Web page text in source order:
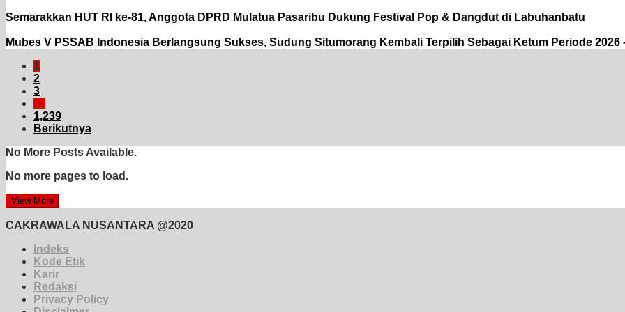
Semarakkan HUT RI ke-81, Anggota DPRD Mulatua Pasaribu Dukung Festival Pop & Dangdut di Labuhanbatu
Mubes V PSSAB Indonesia Berlangsung Sukses, Sudung Situmorang Kembali Terpilih Sebagai Ketum Periode 2026
1
2
3
…
1,239
Berikutnya
No More Posts Available.
No more pages to load.
View More
CAKRAWALA NUSANTARA @2020
Indeks
Kode Etik
Karir
Redaksi
Privacy Policy